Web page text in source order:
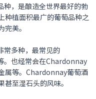
，是酿造全世界最好的勃
种植面积最广的葡萄品种之
美。
常多种，最常见的
。也经常会在Chardonnay
属等。Chardonnay葡萄酒
至湿石头的风味。